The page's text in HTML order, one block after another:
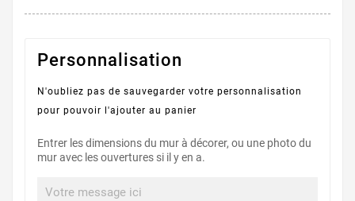
Personnalisation
N'oubliez pas de sauvegarder votre personnalisation
pour pouvoir l'ajouter au panier
Entrer les dimensions du mur à décorer, ou une photo du
mur avec les ouvertures si il y en a.